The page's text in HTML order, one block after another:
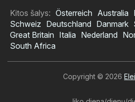
Kitos šalys: Österreich Australia
Schweiz Deutschland Danmark
Great Britain Italia Nederland
South Africa
Copyright © 2026